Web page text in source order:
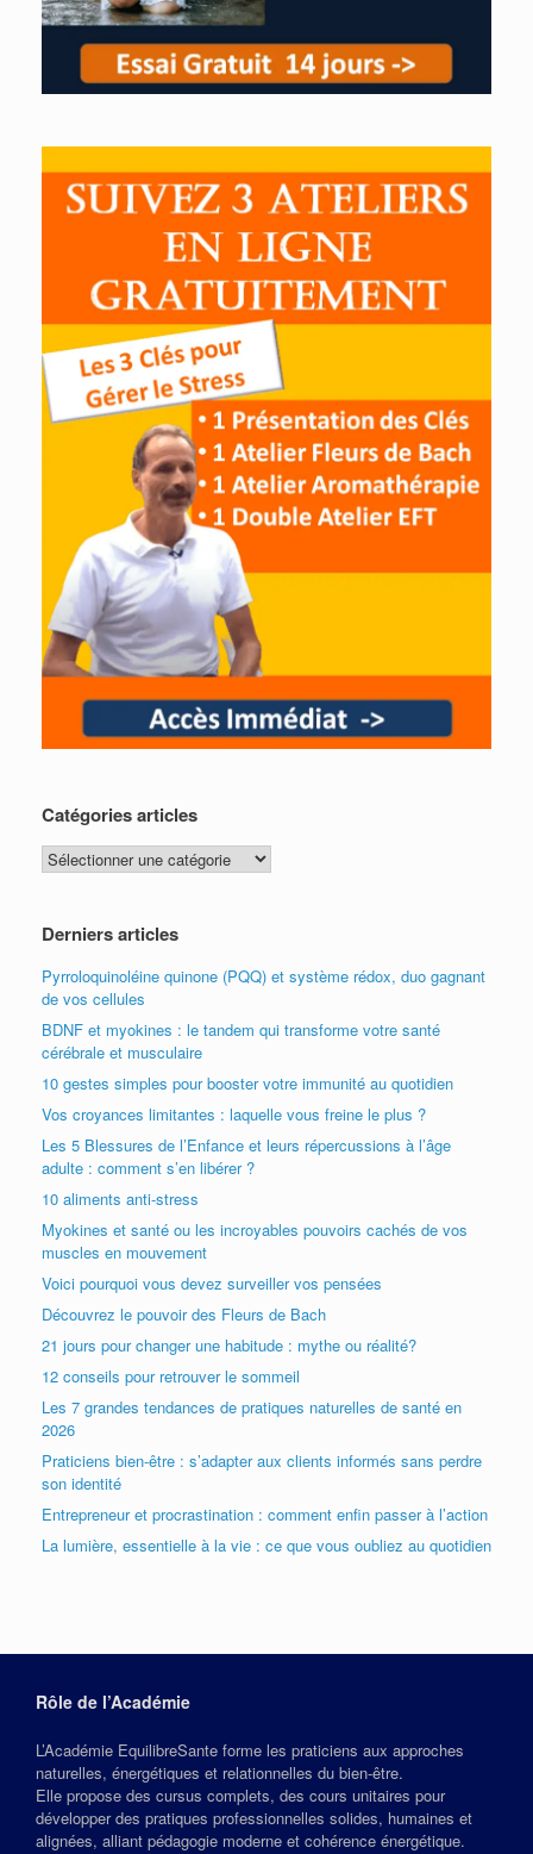
Catégories articles
Catégories
articles
Derniers articles
Pyrroloquinoléine quinone (PQQ) et système rédox, duo gagnant
de vos cellules
BDNF et myokines : le tandem qui transforme votre santé
cérébrale et musculaire
10 gestes simples pour booster votre immunité au quotidien
Vos croyances limitantes : laquelle vous freine le plus ?
Les 5 Blessures de l’Enfance et leurs répercussions à l’âge
adulte : comment s’en libérer ?
10 aliments anti-stress
Myokines et santé ou les incroyables pouvoirs cachés de vos
muscles en mouvement
Voici pourquoi vous devez surveiller vos pensées
Découvrez le pouvoir des Fleurs de Bach
21 jours pour changer une habitude : mythe ou réalité?
12 conseils pour retrouver le sommeil
Les 7 grandes tendances de pratiques naturelles de santé en
2026
Praticiens bien-être : s’adapter aux clients informés sans perdre
son identité
Entrepreneur et procrastination : comment enfin passer à l’action
La lumière, essentielle à la vie : ce que vous oubliez au quotidien
Rôle de l’Académie
L’Académie EquilibreSante forme les praticiens aux approches
naturelles, énergétiques et relationnelles du bien‑être.
Elle propose des cursus complets, des cours unitaires pour
développer des pratiques professionnelles solides, humaines et
alignées, alliant pédagogie moderne et cohérence énergétique.